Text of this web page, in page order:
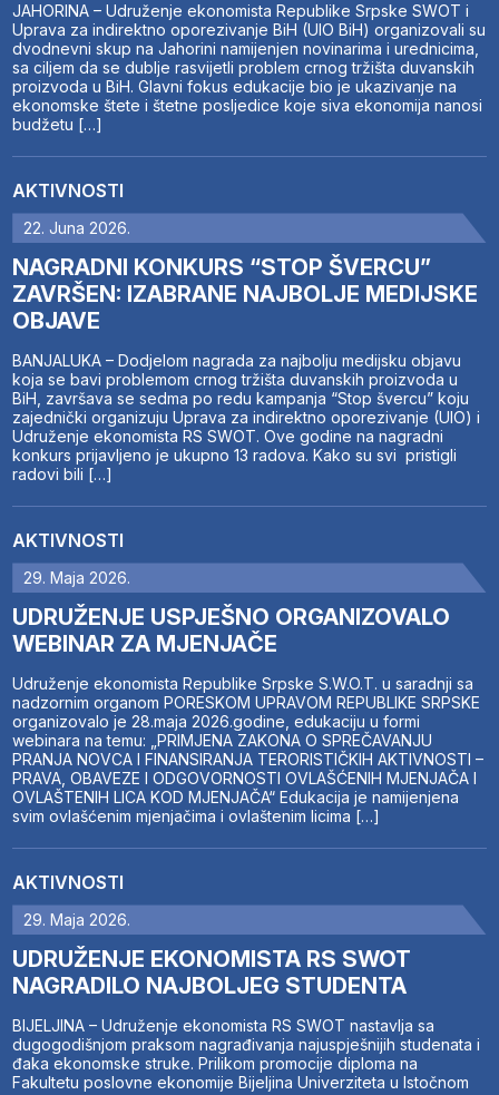
JAHORINA – Udruženje ekonomista Republike Srpske SWOT i
Uprava za indirektno oporezivanje BiH (UIO BiH) organizovali su
dvodnevni skup na Jahorini namijenjen novinarima i urednicima,
sa ciljem da se dublje rasvijetli problem crnog tržišta duvanskih
proizvoda u BiH. Glavni fokus edukacije bio je ukazivanje na
ekonomske štete i štetne posljedice koje siva ekonomija nanosi
budžetu […]
AKTIVNOSTI
22. Juna 2026.
NAGRADNI KONKURS “STOP ŠVERCU”
ZAVRŠEN: IZABRANE NAJBOLJE MEDIJSKE
OBJAVE
BANJALUKA – Dodjelom nagrada za najbolju medijsku objavu
koja se bavi problemom crnog tržišta duvanskih proizvoda u
BiH, završava se sedma po redu kampanja “Stop švercu” koju
zajednički organizuju Uprava za indirektno oporezivanje (UIO) i
Udruženje ekonomista RS SWOT. Ove godine na nagradni
konkurs prijavljeno je ukupno 13 radova. Kako su svi pristigli
radovi bili […]
AKTIVNOSTI
29. Maja 2026.
UDRUŽENJE USPJEŠNO ORGANIZOVALO
WEBINAR ZA MJENJAČE
Udruženje ekonomista Republike Srpske S.W.O.T. u saradnji sa
nadzornim organom PORESKOM UPRAVOM REPUBLIKE SRPSKE
organizovalo je 28.maja 2026.godine, edukaciju u formi
webinara na temu: „PRIMJENA ZAKONA O SPREČAVANJU
PRANJA NOVCA I FINANSIRANJA TERORISTIČKIH AKTIVNOSTI –
PRAVA, OBAVEZE I ODGOVORNOSTI OVLAŠĆENIH MJENJAČA I
OVLAŠTENIH LICA KOD MJENJAČA“ Edukacija je namijenjena
svim ovlašćenim mjenjačima i ovlaštenim licima […]
AKTIVNOSTI
29. Maja 2026.
UDRUŽENJE EKONOMISTA RS SWOT
NAGRADILO NAJBOLJEG STUDENTA
BIJELJINA – Udruženje ekonomista RS SWOT nastavlja sa
dugogodišnjom praksom nagrađivanja najuspješnijih studenata i
đaka ekonomske struke. Prilikom promocije diploma na
Fakultetu poslovne ekonomije Bijeljina Univerziteta u Istočnom